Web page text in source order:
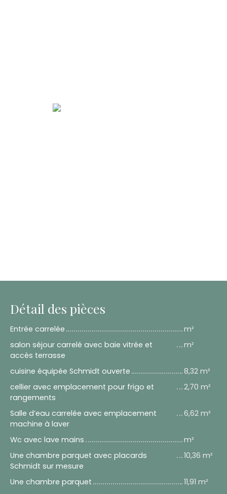
Détail des pièces
Entrée carrelée
m²
salon séjour carrelé avec baie vitrée et
accès terrasse
m²
cuisine équipée Schmidt ouverte
8,32 m²
cellier avec emplacement pour frigo et
rangements
2,70 m²
Salle d’eau carrelée avec emplacement
machine à laver
6,62 m²
Wc avec lave mains
m²
Une chambre parquet avec placards
Schmidt sur mesure
10,36 m²
Une chambre parquet
11,91 m²